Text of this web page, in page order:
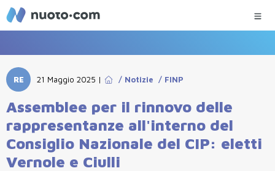
RE 21 Maggio 2025 | / Notizie / FINP
Assemblee per il rinnovo delle
rappresentanze all'interno del
Consiglio Nazionale del CIP: eletti
Vernole e Ciulli